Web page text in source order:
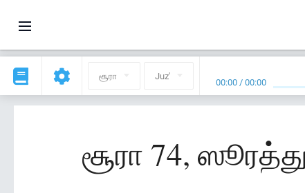
சூரா Juz' 00:00 /00:00
சூரா 74,